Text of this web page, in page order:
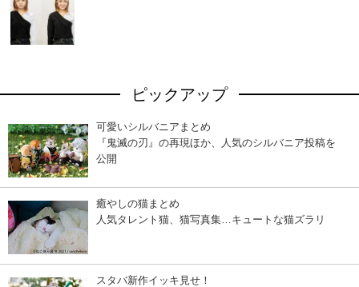
ピックアップ
可愛いシルバニアまとめ
『鬼滅の刃』の再現ほか、人気のシルバニア投稿を
公開
癒やしの猫まとめ
人気タレント猫、猫写真集…キュートな猫ズラリ
スタバ新作イッキ見せ！